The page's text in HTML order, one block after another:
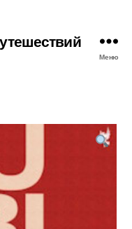
Меню